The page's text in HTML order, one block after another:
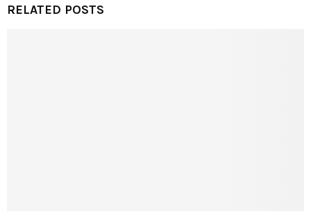
RELATED POSTS